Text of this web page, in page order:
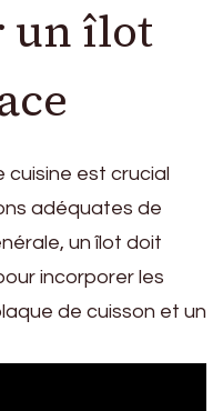
un îlot
cuisine est crucial
adéquates de
un îlot doit
incorporer les
de cuisson et un